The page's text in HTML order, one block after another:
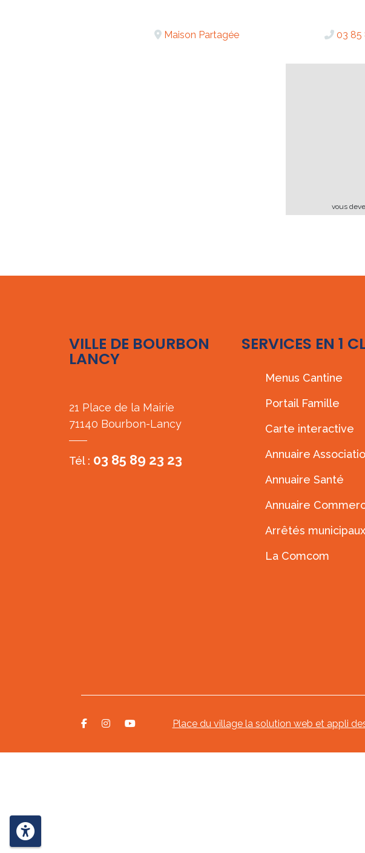
Maison Partagée 03 85
vous
VILLE DE BOURBON
LANCY
21 Place de la Mairie
71140 Bourbon-Lancy
Tél : 03 85 89 23 23
SERVICES EN 1
Menus Cantine
Portail Famille
Carte interactive
Annuaire
Annuaire Santé
Annuaire
Arrêtés municipaux
La Comcom
Place du village la solution web et appli